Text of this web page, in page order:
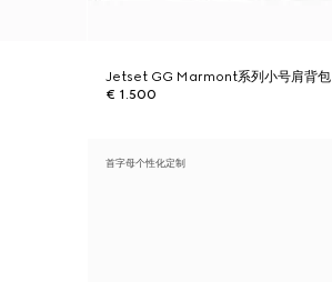
Jetset GG Marmont系列小号肩背包
€ 1.500
首字母个性化定制